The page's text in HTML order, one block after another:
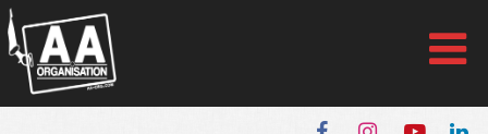
Panneau de gestion des cookies